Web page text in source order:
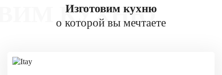
Изготовим кухню
о которой вы мечтаете
КУХНЮ